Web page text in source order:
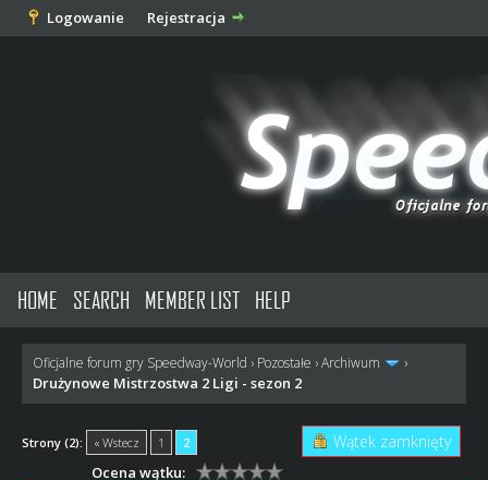
Logowanie Rejestracja
HOME SEARCH MEMBER LIST HELP
Oficjalne forum gry Speedway-World › Pozostałe ›Archiwum ›
Drużynowe Mistrzostwa 2 Ligi - sezon 2
Strony (2): « Wstecz 1 2 Wątek zamknięty
Ocena wątku: